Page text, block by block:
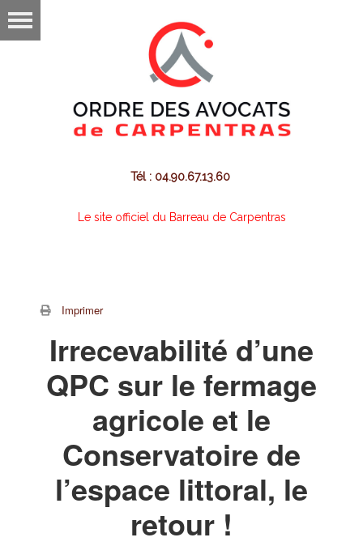
Tél : 04.90.67.13.60
Le site officiel du Barreau de Carpentras
Imprimer
Irrecevabilité d’une
QPC sur le fermage
agricole et le
Conservatoire de
l’espace littoral, le
retour !